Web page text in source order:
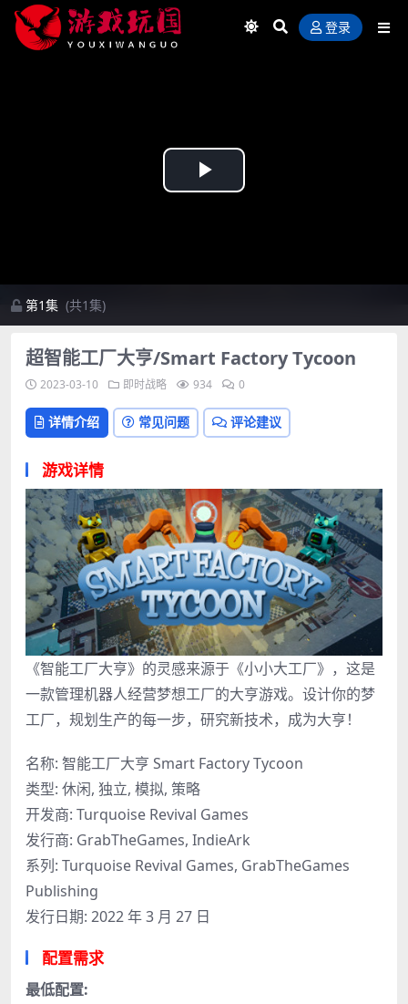
登录
Play
第1集 (共1集)
超智能工厂大亨/Smart Factory Tycoon
2023-03-10 即时战略 934 0
详情介绍 常见问题 评论建议
游戏详情
《智能工厂大亨》的灵感来源于《小小大工厂》，这是
一款管理机器人经营梦想工厂的大亨游戏。设计你的梦
工厂，规划生产的每一步，研究新技术，成为大亨！
名称: 智能工厂大亨 Smart Factory Tycoon
类型: 休闲, 独立, 模拟, 策略
开发商: Turquoise Revival Games
发行商: GrabTheGames, IndieArk
系列: Turquoise Revival Games, GrabTheGames
Publishing
发行日期: 2022 年 3 月 27 日
配置需求
最低配置: